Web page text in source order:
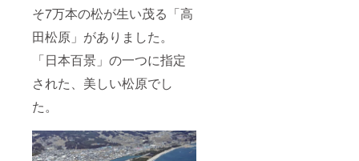
そ7万本の松が生い茂る「高
田松原」がありました。
「日本百景」の一つに指定
された、美しい松原でし
た。